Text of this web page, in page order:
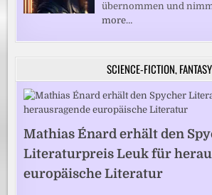
übernommen und
more…
SCIENCE-FICTION, FANTASY
Mathias Énard erhält den
Literaturpreis Leuk für
europäische Literatur